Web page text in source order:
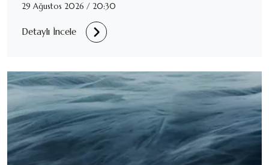
29 Ağustos 2026 / 20:30
Detaylı İncele